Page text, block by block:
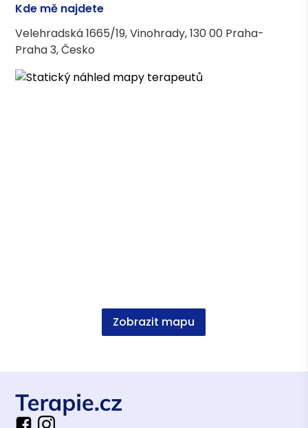
Asociace terapeutů
Česká asociace pro psychoterapii (ČAP)
Kde mě najdete
Velehradská 1665/19, Vinohrady, 130 00 Praha-
Praha 3, Česko
Zobrazit mapu